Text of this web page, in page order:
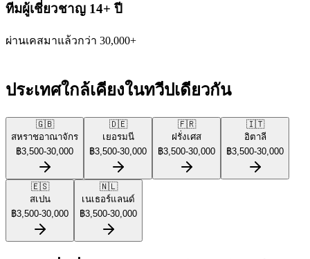
ทีมผู้เชี่ยวชาญ 14+ ปี
ผ่านเคสมาแล้วกว่า 30,000+
ประเทศใกล้เคียงในทวีปเดียวกัน
🇬🇧
สหราชอาณาจักร
฿3,500-30,000
🇩🇪
เยอรมนี
฿3,500-30,000
🇫🇷
ฝรั่งเศส
฿3,500-30,000
🇮🇹
อิตาลี
฿3,500-30,000
🇪🇸
สเปน
฿3,500-30,000
🇳🇱
เนเธอร์แลนด์
฿3,500-30,000